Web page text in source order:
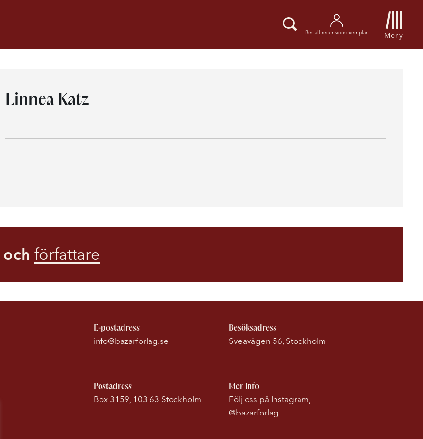
Beställ recensionsexemplar Meny
Linnea Katz
och författare
E-postadress
info@bazarforlag.se
Besöksadress
Sveavägen 56, Stockholm
Postadress
Box 3159, 103 63 Stockholm
Mer info
Följ oss på Instagram,
@bazarforlag